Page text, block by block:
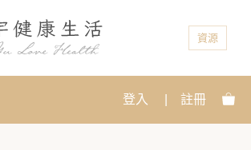
資源
登入 註冊